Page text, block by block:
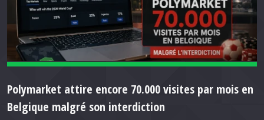
Polymarket attire encore 70.000 visites par mois en
Belgique malgré son interdiction